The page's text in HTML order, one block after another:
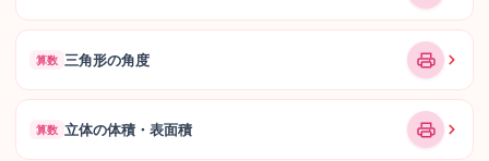
算数 三角形の角度
算数 立体の体積・表面積